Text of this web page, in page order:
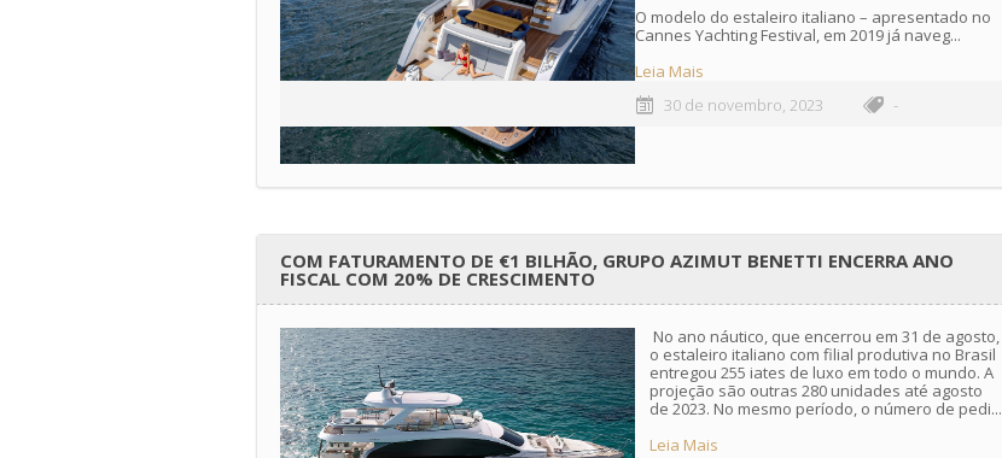
O modelo do estaleiro italiano – apresentado no
Cannes Yachting Festival, em 2019 já naveg...
Leia Mais
30 de novembro, 2023
-
COM FATURAMENTO DE €1 BILHÃO, GRUPO AZIMUT BENETTI ENCERRA ANO
FISCAL COM 20% DE CRESCIMENTO
No ano náutico, que encerrou em 31 de agosto,
o estaleiro italiano com filial produtiva no Brasil
entregou 255 iates de luxo em todo o mundo. A
projeção são outras 280 unidades até agosto
de 2023. No mesmo período, o número de pedi...
Leia Mais